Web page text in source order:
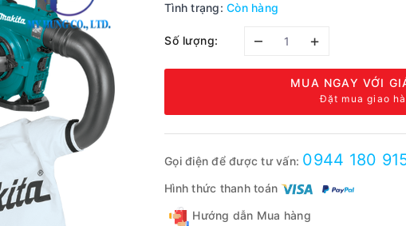
Tình trạng: Còn hàng
Số lượng: – +
MUA NGAY VỚI
Đặt mua giao
Gọi điện để được tư vấn: 0944 180
Hình thức thanh toán
Hướng dẫn Mua hàng